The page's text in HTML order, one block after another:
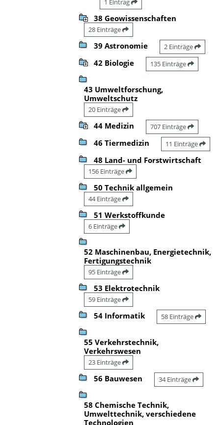
1 Eintrag
38 Geowissenschaften
28 Einträge
39 Astronomie 2 Einträge
42 Biologie 135 Einträge
43 Umweltforschung,
Umweltschutz
20 Einträge
44 Medizin 707 Einträge
46 Tiermedizin 11 Einträge
48 Land- und Forstwirtschaft
156 Einträge
50 Technik allgemein
44 Einträge
51 Werkstoffkunde
6 Einträge
52 Maschinenbau, Energietechnik,
Fertigungstechnik
95 Einträge
53 Elektrotechnik
59 Einträge
54 Informatik 58 Einträge
55 Verkehrstechnik,
Verkehrswesen
23 Einträge
56 Bauwesen 34 Einträge
58 Chemische Technik,
Umwelttechnik, verschiedene
Technologien